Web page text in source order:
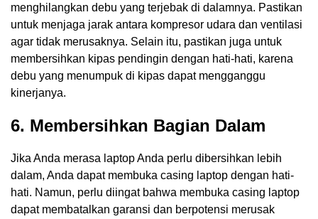
menghilangkan debu yang terjebak di dalamnya. Pastikan
untuk menjaga jarak antara kompresor udara dan ventilasi
agar tidak merusaknya. Selain itu, pastikan juga untuk
membersihkan kipas pendingin dengan hati-hati, karena
debu yang menumpuk di kipas dapat mengganggu
kinerjanya.
6. Membersihkan Bagian Dalam
Jika Anda merasa laptop Anda perlu dibersihkan lebih
dalam, Anda dapat membuka casing laptop dengan hati-
hati. Namun, perlu diingat bahwa membuka casing laptop
dapat membatalkan garansi dan berpotensi merusak